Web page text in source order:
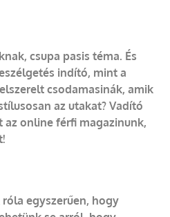
csupa pasis téma. És
indító, mint a
csodamasinák, amik
az utakat? Vadító
online férfi magazinunk,
egyszerűen, hogy